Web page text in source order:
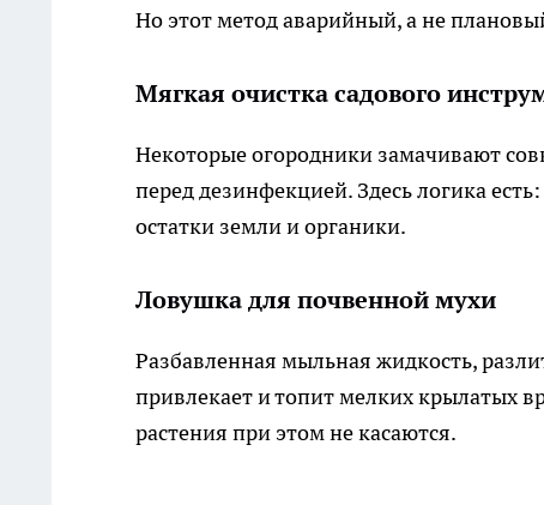
Но этот метод аварийный, а не
Мягкая очистка садового
Некоторые огородники замачивают
перед дезинфекцией. Здесь логика
остатки земли и органики.
Ловушка для почвенной мухи
Разбавленная мыльная жидкость,
привлекает и топит мелких крылатых
растения при этом не касаются.